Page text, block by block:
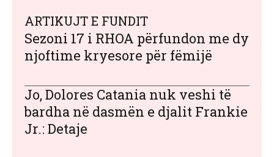
ARTIKUJT E FUNDIT
Sezoni 17 i RHOA përfundon me dy
njoftime kryesore për fëmijë
Jo, Dolores Catania nuk veshi të
bardha në dasmën e djalit Frankie
Jr.: Detaje